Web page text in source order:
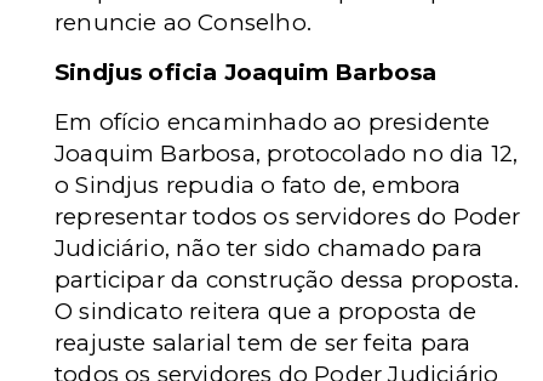
renuncie ao Conselho.
Sindjus oficia Joaquim Barbosa
Em ofício encaminhado ao presidente
Joaquim Barbosa, protocolado no dia 12,
o Sindjus repudia o fato de, embora
representar todos os servidores do Poder
Judiciário, não ter sido chamado para
participar da construção dessa proposta.
O sindicato reitera que a proposta de
reajuste salarial tem de ser feita para
todos os servidores do Poder Judiciário